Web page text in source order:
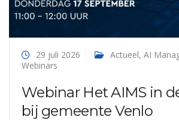
29 juli 2026 Actueel, AI
Webinars
Webinar Het AIMS in
bij gemeente Venlo